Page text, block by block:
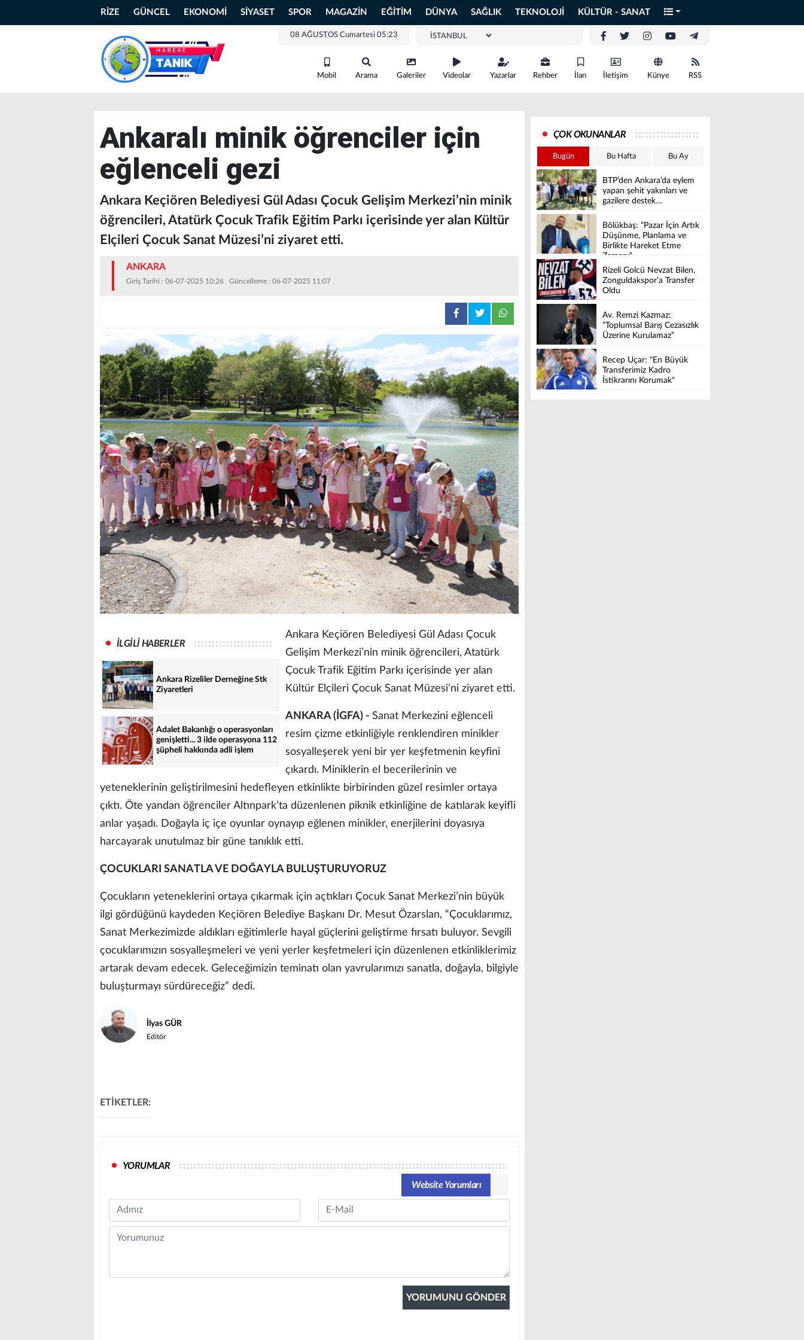
RİZE GÜNCEL EKONOMİ SİYASET SPOR MAGAZİN EĞİTİM DÜNYA SAĞLIK TEKNOLOJİ KÜLTÜR - SANAT
08 AĞUSTOS Cumartesi 05:23
Mobil Arama Galeriler Videolar Yazarlar Rehber İlan İletişim Künye RSS
Ankaralı minik öğrenciler için
eğlenceli gezi
Ankara Keçiören Belediyesi Gül Adası Çocuk Gelişim Merkezi’nin minik
öğrencileri, Atatürk Çocuk Trafik Eğitim Parkı içerisinde yer alan Kültür
Elçileri Çocuk Sanat Müzesi’ni ziyaret etti.
ANKARA
Giriş Tarihi : 06-07-2025 10:26 Güncelleme : 06-07-2025 11:07
İLGİLİ HABERLER
Ankara Rizeliler Derneğine Stk
Ziyaretleri
Adalet Bakanlığı o operasyonları
genişletti... 3 ilde operasyona 112
şüpheli hakkında adli işlem
Ankara Keçiören Belediyesi Gül Adası Çocuk
Gelişim Merkezi’nin minik öğrencileri, Atatürk
Çocuk Trafik Eğitim Parkı içerisinde yer alan
Kültür Elçileri Çocuk Sanat Müzesi’ni ziyaret etti.
ANKARA (İGFA) - Sanat Merkezini eğlenceli
resim çizme etkinliğiyle renklendiren minikler
sosyalleşerek yeni bir yer keşfetmenin keyfini
çıkardı. Miniklerin el becerilerinin ve
yeteneklerinin geliştirilmesini hedefleyen etkinlikte birbirinden güzel resimler ortaya
çıktı. Öte yandan öğrenciler Altınpark’ta düzenlenen piknik etkinliğine de katılarak keyifli
anlar yaşadı. Doğayla iç içe oyunlar oynayıp eğlenen minikler, enerjilerini doyasıya
harcayarak unutulmaz bir güne tanıklık etti.
ÇOCUKLARI SANATLA VE DOĞAYLA BULUŞTURUYORUZ
Çocukların yeteneklerini ortaya çıkarmak için açtıkları Çocuk Sanat Merkezi’nin büyük
ilgi gördüğünü kaydeden Keçiören Belediye Başkanı Dr. Mesut Özarslan, “Çocuklarımız,
Sanat Merkezimizde aldıkları eğitimlerle hayal güçlerini geliştirme fırsatı buluyor. Sevgili
çocuklarımızın sosyalleşmeleri ve yeni yerler keşfetmeleri için düzenlenen etkinliklerimiz
artarak devam edecek. Geleceğimizin teminatı olan yavrularımızı sanatla, doğayla, bilgiyle
buluşturmayı sürdüreceğiz” dedi.
İlyas GÜR
Editör
ETİKETLER:
YORUMLAR
Website Yorumları
Name Email
Comment
ÇOK OKUNANLAR
Bugün Bu Hafta Bu Ay
BTP’den Ankara’da eylem
yapan şehit yakınları ve
gazilere destek…
Bölükbaş: “Pazar İçin Artık
Düşünme, Planlama ve
Birlikte Hareket Etme
Zamanı”
Rizeli Golcü Nevzat Bilen,
Zonguldakspor’a Transfer
Oldu
Av. Remzi Kazmaz:
“Toplumsal Barış Cezasızlık
Üzerine Kurulamaz”
Recep Uçar: "En Büyük
Transferimiz Kadro
İstikrarını Korumak"